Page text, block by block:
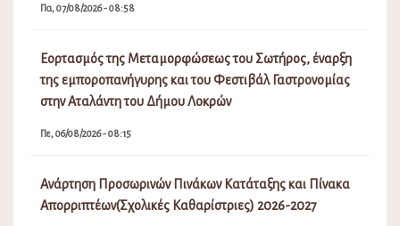
Πα, 07/08/2026 - 08:58
Εορτασμός της Μεταμορφώσεως του Σωτήρος, έναρξη
της εμποροπανήγυρης και του Φεστιβάλ Γαστρονομίας
στην Αταλάντη του Δήμου Λοκρών
Πε, 06/08/2026 - 08:15
Ανάρτηση Προσωρινών Πινάκων Κατάταξης και Πίνακα
Απορριπτέων(Σχολικές Καθαρίστριες) 2026-2027